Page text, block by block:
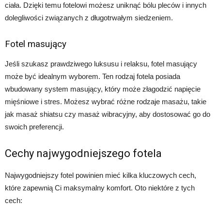
ciała. Dzięki temu fotelowi możesz uniknąć bólu pleców i innych
dolegliwości związanych z długotrwałym siedzeniem.
Fotel masujący
Jeśli szukasz prawdziwego luksusu i relaksu, fotel masujący
może być idealnym wyborem. Ten rodzaj fotela posiada
wbudowany system masujący, który może złagodzić napięcie
mięśniowe i stres. Możesz wybrać różne rodzaje masażu, takie
jak masaż shiatsu czy masaż wibracyjny, aby dostosować go do
swoich preferencji.
Cechy najwygodniejszego fotela
Najwygodniejszy fotel powinien mieć kilka kluczowych cech,
które zapewnią Ci maksymalny komfort. Oto niektóre z tych
cech: